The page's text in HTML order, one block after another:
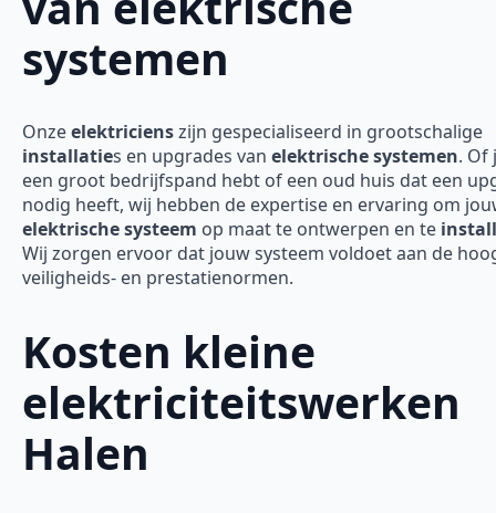
systemen
Onzeelektricienszijn gespecialiseerd in grootschalige
installaties en upgrades van elektrische systemen. Of
een groot bedrijfspand hebt of een oud huis dat een
nodig heeft, wij hebben de expertise en ervaring om
elektrische systeem op maat te ontwerpen en te
Wij zorgen ervoor dat jouw systeem voldoet aan de
veiligheids- en prestatienormen.
Kosten kleine
elektriciteitswerken
Halen